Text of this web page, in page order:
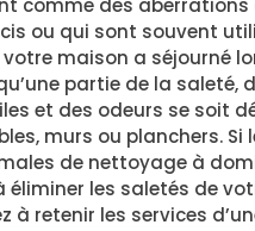
comme des aberrations
ou qui sont souvent
maison a séjourné
partie de la saleté,
et des odeurs se soit
murs ou planchers. Si
de nettoyage à
éliminer les saletés de
à retenir les services